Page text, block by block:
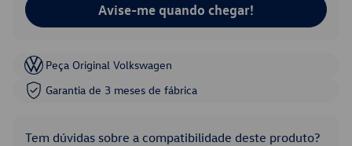
Avise-me quando chegar!
Peça Original Volkswagen
Garantia de 3 meses de fábrica
Tem dúvidas sobre a compatibilidade deste produto?